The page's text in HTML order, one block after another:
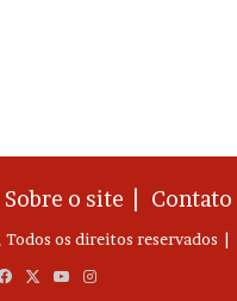
Sobre o site | Contato
os direitos reservados |
FacebookYouTubeInstagram